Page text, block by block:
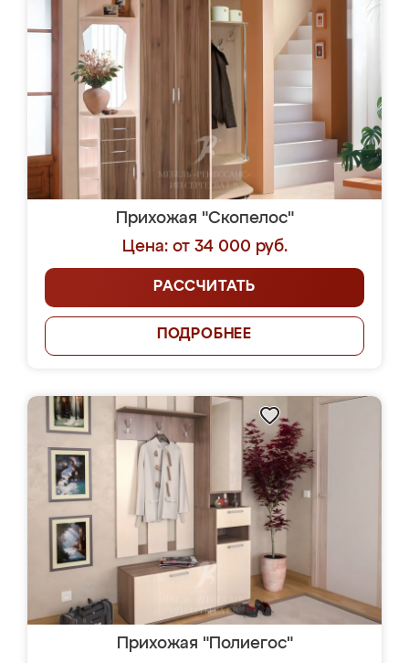
Прихожая "Скопелос"
Цена: от 34 000 руб.
РАССЧИТАТЬ
ПОДРОБНЕЕ
Прихожая "Полиегос"